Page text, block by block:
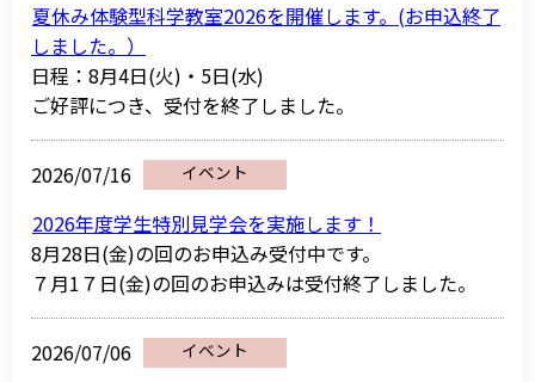
夏休み体験型科学教室2026を開催します。(お申込終了
しました。）
日程：8月4日(火)・5日(水)
ご好評につき、受付を終了しました。
2026/07/16 イベント
2026年度学生特別見学会を実施します！
8月28日(金)の回のお申込み受付中です。
７月1７日(金)の回のお申込みは受付終了しました。
2026/07/06 イベント